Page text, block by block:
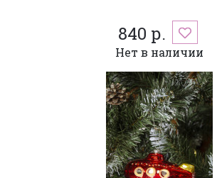
840 р.
Нет в наличии